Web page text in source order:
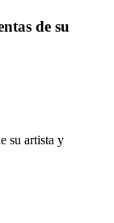
de su
su artista y